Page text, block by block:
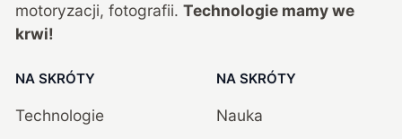
motoryzacji, fotografii. Technologie mamy we
krwi!
NA SKRÓTY
Technologie
NA SKRÓTY
Nauka